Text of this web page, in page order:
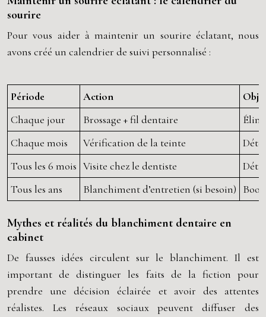
sourire
Pour vous aider à maintenir un sourire éclatant, nous
avons créé un calendrier de suivi personnalisé :
Période Action
Chaque jour
Brossage + fil dentaire
Chaque mois
Vérification de la teinte
Tous les 6 mois Visite chez le dentiste
Tous les ans
Blanchiment d’entretien (si besoin)
Mythes et réalités du blanchiment dentaire en
cabinet
De fausses idées circulent sur le blanchiment. Il est
important de distinguer les faits de la fiction pour
prendre une décision éclairée et avoir des attentes
réalistes. Les réseaux sociaux peuvent diffuser des